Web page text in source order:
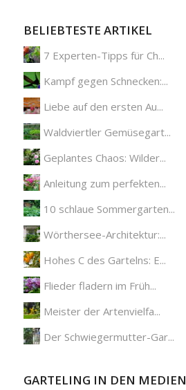
BELIEBTESTE ARTIKEL
7 Experten-Tipps für Ch...
Kampf gegen Schnecken:...
Liebe auf den ersten Au...
Waldviertler Gemüsegart...
Geplantes Chaos: Wilder...
Anleitung zum perfekten...
10 schlaue Sommergarten...
Wörthersee-Architektur:...
Hohes C des Gartelns: E...
Flieder fladern im Früh...
Meister der Artenvielfa...
Der Schwiegermutter-Gar...
GARTELING IN DEN MEDIEN